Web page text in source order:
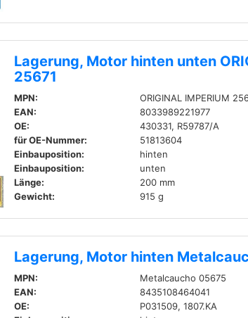
Lagerung, Motor hinten unten
25671
MPN:
ORIGINAL IMPERIUM
EAN:
8033989221977
OE:
430331, R59787/A
für OE-Nummer:
51813604
Einbauposition:
hinten
Einbauposition:
unten
Länge:
200 mm
Gewicht:
915 g
Lagerung, Motor hinten
MPN:
Metalcaucho 05675
EAN:
8435108464041
OE:
P031509, 1807.KA